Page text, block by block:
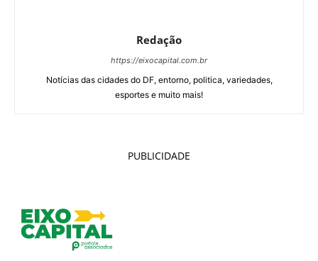
Redação
https://eixocapital.com.br
Notícias das cidades do DF, entorno, politica, variedades,
esportes e muito mais!
PUBLICIDADE